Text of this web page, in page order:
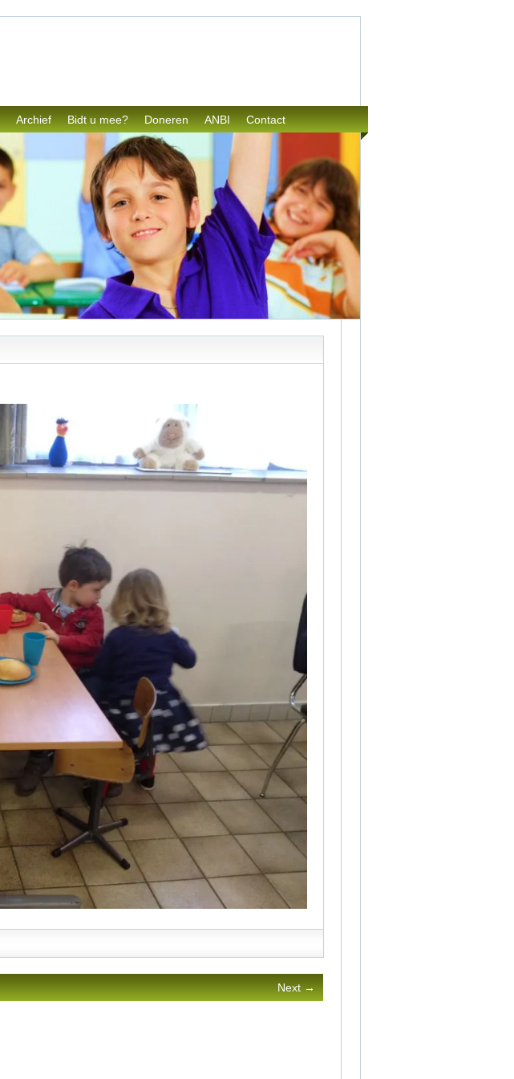
Archief Bidt u mee? Doneren ANBI Contact
Next →